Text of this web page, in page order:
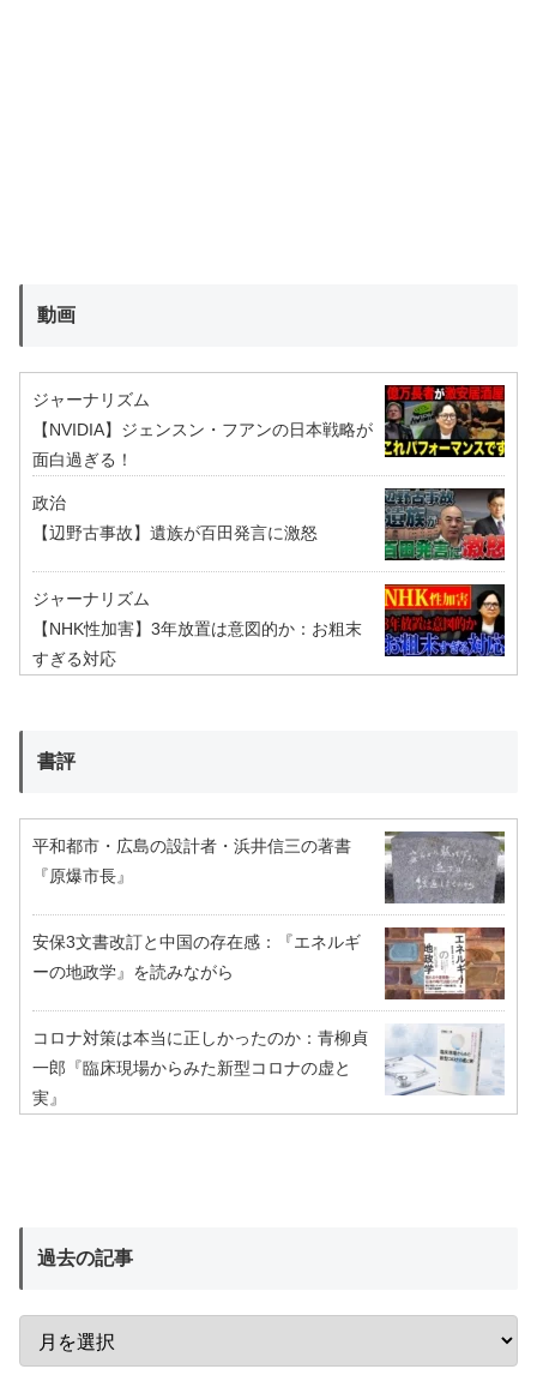
動画
ジャーナリズム
【NVIDIA】ジェンスン・フアンの日本戦略が
面白過ぎる！
政治
【辺野古事故】遺族が百田発言に激怒
ジャーナリズム
【NHK性加害】3年放置は意図的か：お粗末
すぎる対応
書評
平和都市・広島の設計者・浜井信三の著書
『原爆市長』
安保3文書改訂と中国の存在感：『エネルギ
ーの地政学』を読みながら
コロナ対策は本当に正しかったのか：青柳貞
一郎『臨床現場からみた新型コロナの虚と
実』
過去の記事